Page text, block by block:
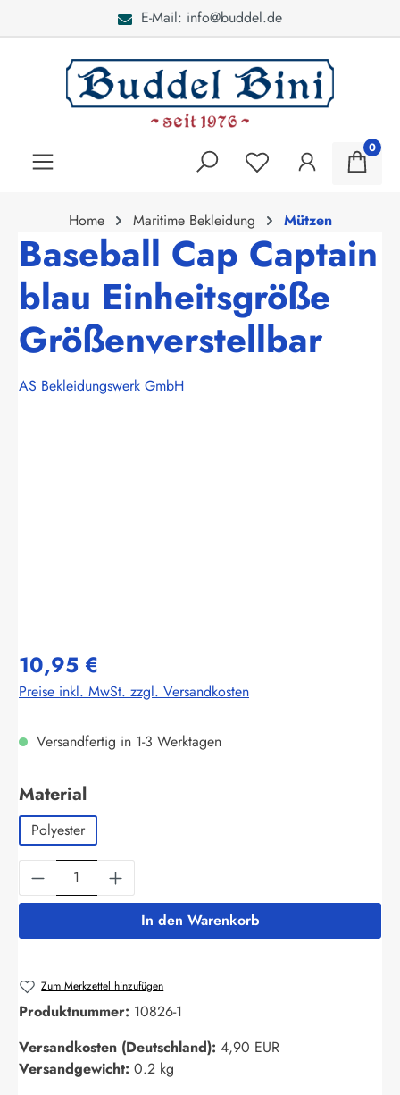
E-Mail: info@buddel.de
0
Home Maritime Bekleidung Mützen
Baseball Cap Captain
blau Einheitsgröße
Größenverstellbar
AS Bekleidungswerk GmbH
10,95 €
Preise inkl. MwSt. zzgl. Versandkosten
Versandfertig in 1-3 Werktagen
Materialauswählen
Polyester
Produkt Anzahl: Gib den gewünschten
In den Warenkorb
Zum Merkzettel hinzufügen
Produktnummer: 10826-1
Versandkosten (Deutschland): 4,90 EUR
Versandgewicht: 0.2 kg